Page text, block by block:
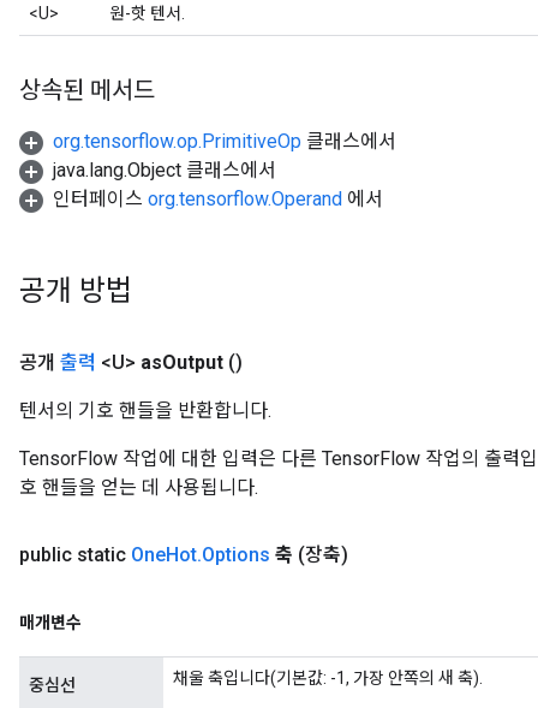
<U>
원-핫 텐서.
상속된 메서드
org.tensorflow.op.PrimitiveOp 클래스에서
java.lang.Object 클래스에서
인터페이스 org.tensorflow.Operand 에서
공개 방법
공개 출력 <U> asOutput ()
텐서의 기호 핸들을 반환합니다.
TensorFlow 작업에 대한 입력은 다른 TensorFlow 작업의 출력
호 핸들을 얻는 데 사용됩니다.
public static OneHot.Options 축 (장축)
매개변수
중심선 채울 축입니다(기본값: -1, 가장 안쪽의 새 축).